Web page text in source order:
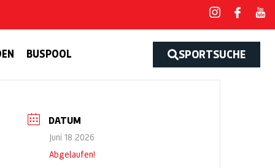
BUSPOOL SPORTSUCHE
DATUM
Juni 18 2026
Abgelaufen!